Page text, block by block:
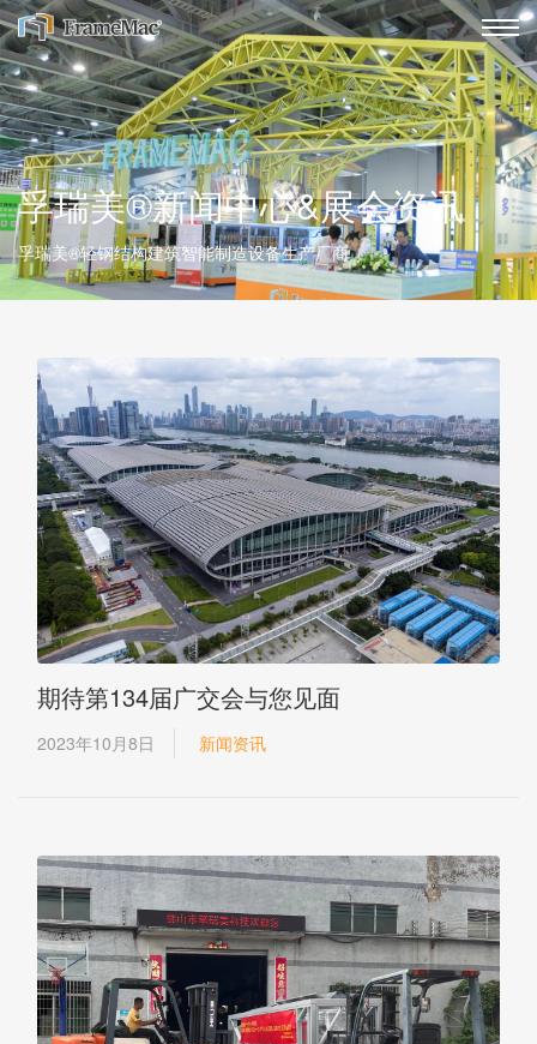
孚瑞美®新闻中心&展会资讯
孚瑞美®轻钢结构建筑智能制造设备生产厂商
期待第134届广交会与您见面
2023年10月8日 新闻资讯